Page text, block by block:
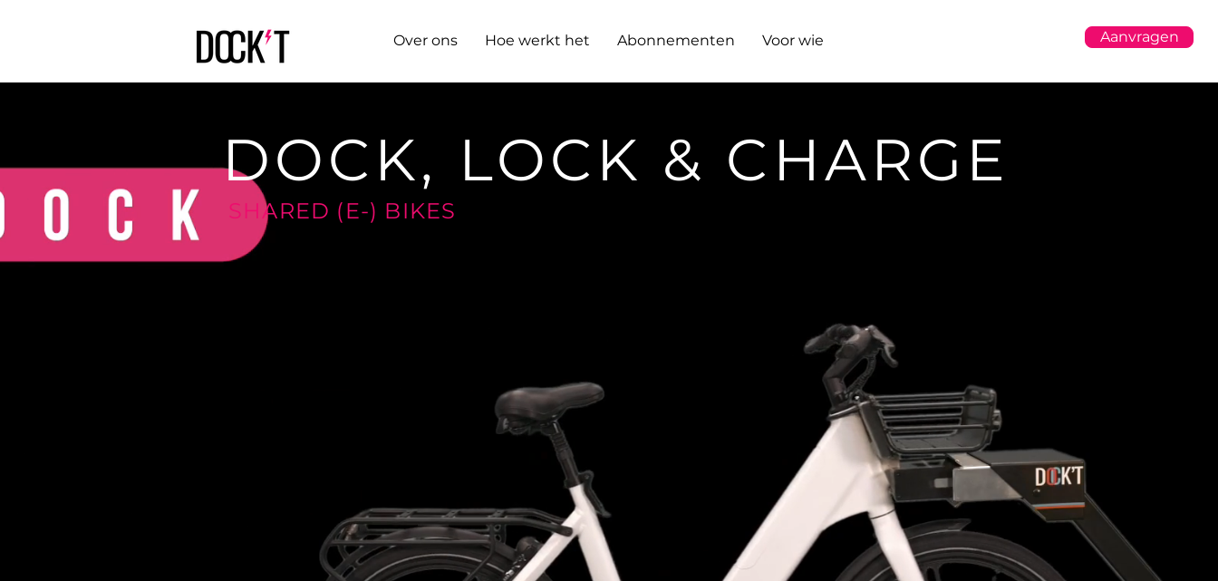
Over ons Hoe werkt het Abonnementen Voor wie Aanvragen
DOCK, LOCK & CHARGE
SHARED (E-) BIKES